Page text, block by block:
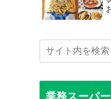
業務スーパ